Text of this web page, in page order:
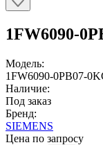
1FW6090-
Модель:
1FW6090-0PB07-
Наличие:
Под заказ
Бренд:
SIEMENS
Цена по запросу